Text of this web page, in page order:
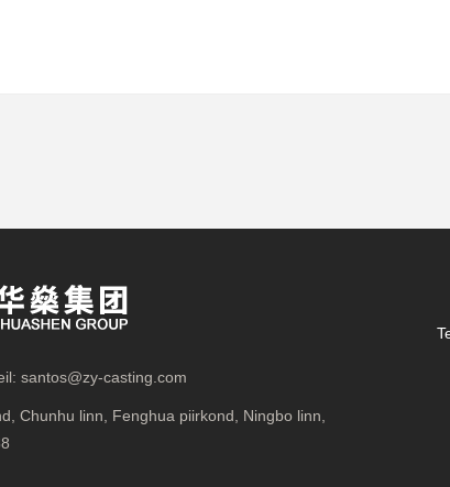
santos@zy-casting.com
Chunhu linn, Fenghua piirkond, Ningbo linn,